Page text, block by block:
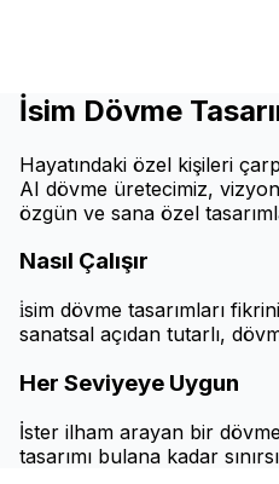
İsim Dövme
Hayatındaki özel kişileri
AI dövme üretecimiz,
özgün ve sana özel
Nasıl Çalışır
i̇sim dövme tasarımları
sanatsal açıdan tutarlı,
Her Seviyeye Uygun
İster ilham arayan bir
tasarımı bulana kadar